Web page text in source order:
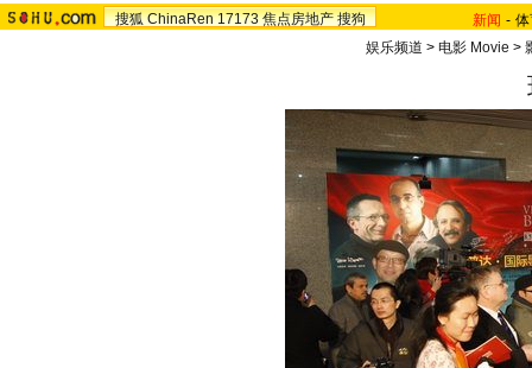
搜狐 ChinaRen 17173 焦点房地产 搜狗 新闻 -
娱乐频道 > 电影 Movie >